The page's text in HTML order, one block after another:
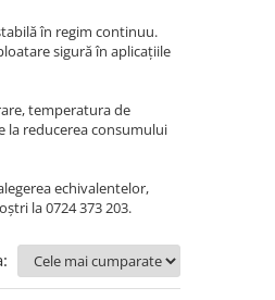
în regim continuu.
sigură în aplicațiile
temperatura de
la reducerea consumului
echivalentelor,
la 0724 373 203.